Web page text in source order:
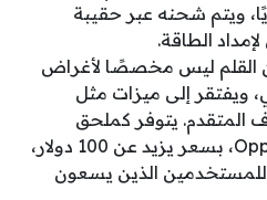
ويتم شحنه عبر حقيبة
الطاقة.
القلم ليس مخصصًا لأغراض
ويفتقر إلى ميزات مثل
المتقدم. يتوفر كملحق
اختياري لهاتف Oppo Find N6، بسعر يزيد عن 100 دولار،
للمستخدمين الذين يسعون